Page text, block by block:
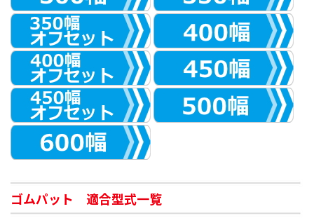
ゴムパット 適合型式一覧